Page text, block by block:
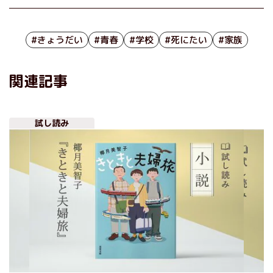
#きょうだい #青春 #学校 #死にたい #家族
関連記事
試し読み